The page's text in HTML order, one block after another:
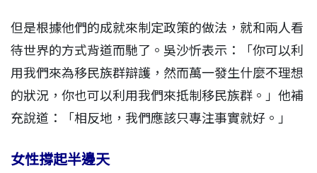
但是根據他們的成就來制定政策的做法，就和兩人看
待世界的方式背道而馳了。吳沙忻表示：「你可以利
用我們來為移民族群辯護，然而萬一發生什麼不理想
的狀況，你也可以利用我們來抵制移民族群。」他補
充說道：「相反地，我們應該只專注事實就好。」
女性撐起半邊天